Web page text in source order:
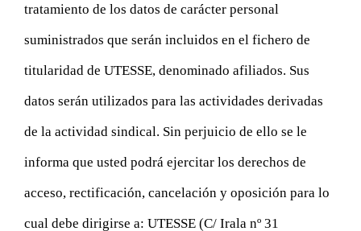
tratamiento de los datos de carácter personal
suministrados que serán incluidos en el fichero de
titularidad de UTESSE, denominado afiliados. Sus
datos serán utilizados para las actividades derivadas
de la actividad sindical. Sin perjuicio de ello se le
informa que usted podrá ejercitar los derechos de
acceso, rectificación, cancelación y oposición para lo
cual debe dirigirse a: UTESSE (C/ Irala nº 31